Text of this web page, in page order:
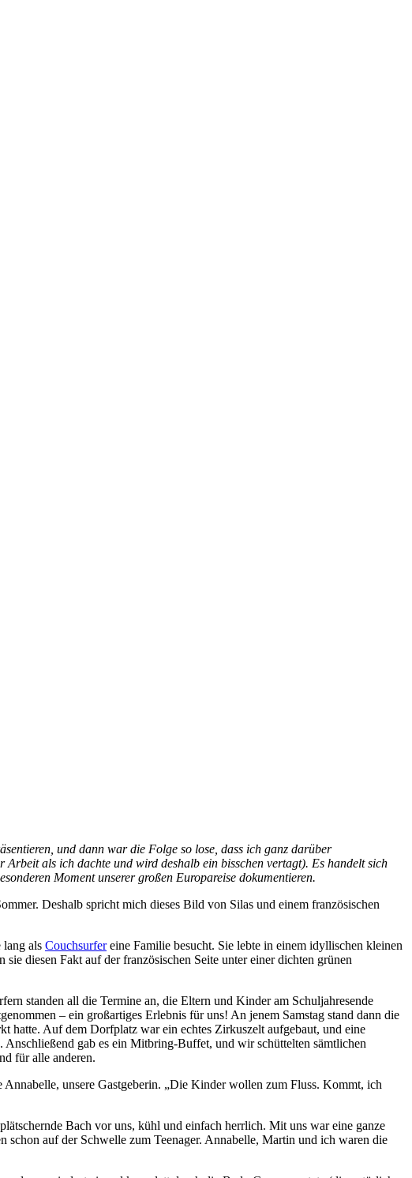
und dann war die Folge so lose, dass ich ganz darüber
als ich dachte und wird deshalb ein bisschen vertagt). Es handelt sich
Moment unserer großen Europareise dokumentieren.
Deshalb spricht mich dieses Bild von Silas und einem französischen
lang als Couchsurfereine Familie besucht. Sie lebte in einem idyllischen kleinen
sie diesen Fakt auf der französischen Seite unter einer dichten grünen
standen all die Termine an, die Eltern und Kinder am Schuljahresende
– ein großartiges Erlebnis für uns! An jenem Samstag stand dann die
hatte. Auf dem Dorfplatz war ein echtes Zirkuszelt aufgebaut, und eine
gab es ein Mitbring-Buffet, und wir schüttelten sämtlichen
für alle anderen.
unsere Gastgeberin. „Die Kinder wollen zum Fluss. Kommt, ich
Bach vor uns, kühl und einfach herrlich. Mit uns war eine ganze
schon auf der Schwelle zum Teenager. Annabelle, Martin und ich waren die